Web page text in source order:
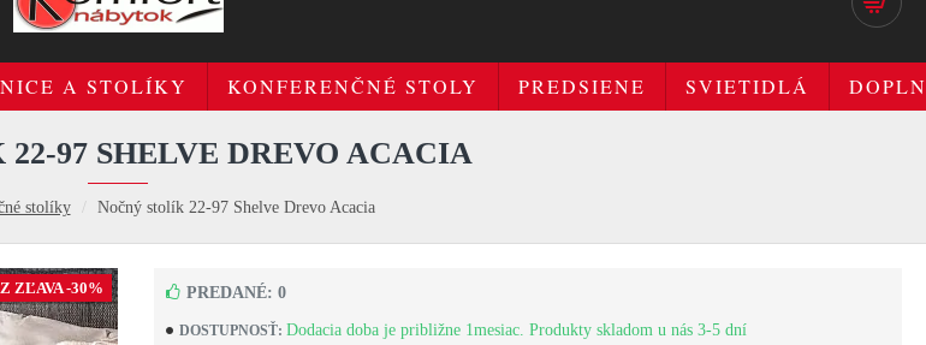
A STOLÍKY KONFERENČNÉ STOLY PREDSIENE SVIETIDLÁ
stolíky Nočný stolík 22-97 Shelve Drevo Acacia
97 SHELVE DREVO ACACIA
ZĽAVA -30%
DOSTUPNOSŤ: Dodacia doba je približne 1mesiac. Produkty skladom u nás 3-5 dní
PREDANÉ: 0